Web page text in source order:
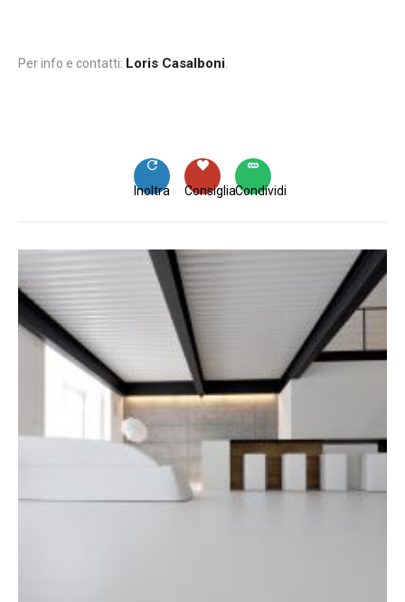
Per info e contatti: Loris Casalboni
Condividi
Consiglia
Inoltra